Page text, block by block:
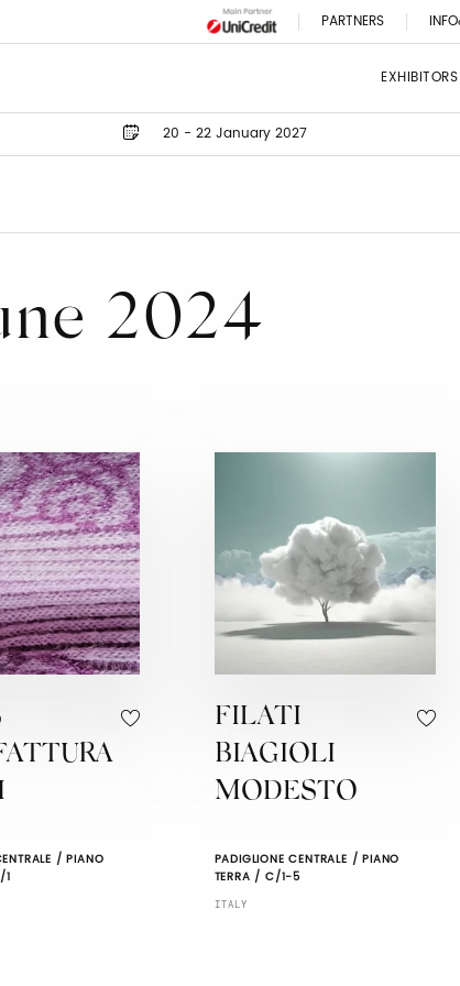
PARTNERS
20 - 22 January 2027
2024
/ PIANO
1
FILATI
BIAGIOLI
MODESTO
PADIGLIONE CENTRALE / PIANO
TERRA / C/1-5
ITALY